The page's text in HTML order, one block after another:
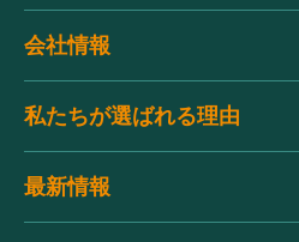
会社情報
私たちが選ばれる理由
最新情報